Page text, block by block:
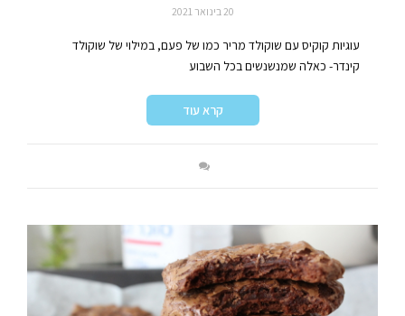
20 בינואר 2021
עוגיות קוקיס עם שוקולד מריר כמו של פעם, במילוי של שוקולד
קינדר- כאלה שמנשנשים בכל השבוע
קרא עוד